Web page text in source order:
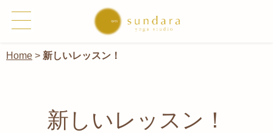
Home > 新しいレッスン！
新しいレッスン！